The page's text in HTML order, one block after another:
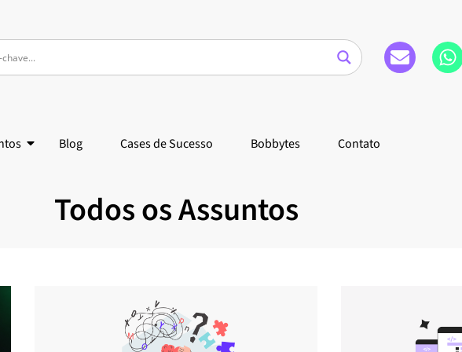
Blog Cases de Sucesso Bobbytes Contato
Todos os Assuntos